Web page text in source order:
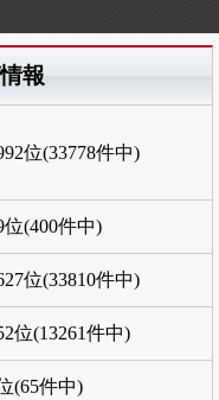
報
位(33778件中)
位(400件中)
位(33810件中)
位(13261件中)
(65件中)